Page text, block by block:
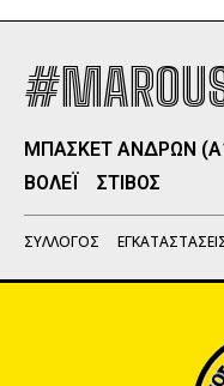
ΜΠΑΣΚΕΤ ΑΝΔΡΩΝ
ΒΟΛΕΪ
ΣΤΙΒΟΣ
ΣΥΛΛΟΓΟΣ